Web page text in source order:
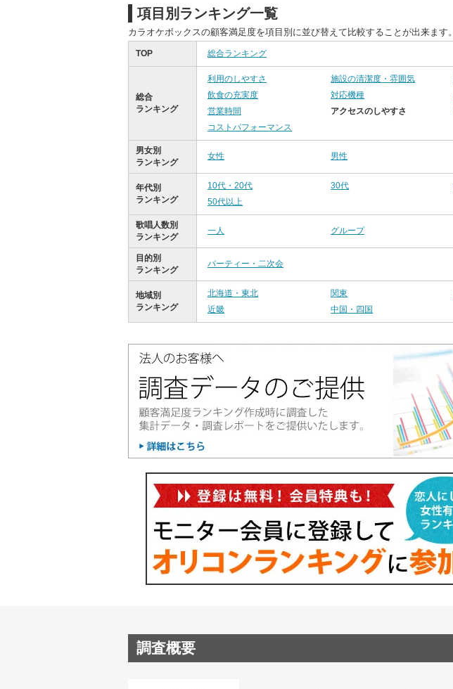
項目別ランキング一覧
カラオケボックスの顧客満足度を項目別に並び替えて比較することが出来ます。
TOP 総合ランキング
総合
ランキング
利用のしやすさ 施設の清潔度・雰囲気
飲食の充実度
対応機種
営業時間
アクセスのしやすさ
コストパフォーマンス
男女別
ランキング
女性 男性
年代別
ランキング
10代・20代 30代
50代以上
歌唱人数別
ランキング
一人 グループ
目的別
ランキング
パーティー・二次会
地域別
ランキング
北海道・東北 関東
近畿
中国・四国
調査概要